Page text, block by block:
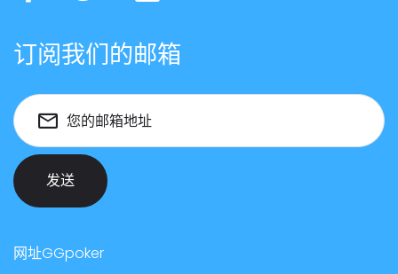
订阅我们的邮箱
您的邮箱地址
发送
网址GGpoker